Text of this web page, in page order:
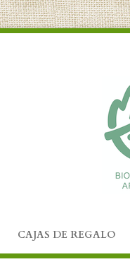
CAJAS DE REGALO